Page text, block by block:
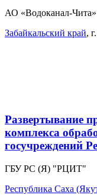
АО «Водоканал-Чита»
Забайкальский край,
Развертывание
комплекса
госучреждений
ГБУ РС (Я) "РЦИТ"
Республика Саха